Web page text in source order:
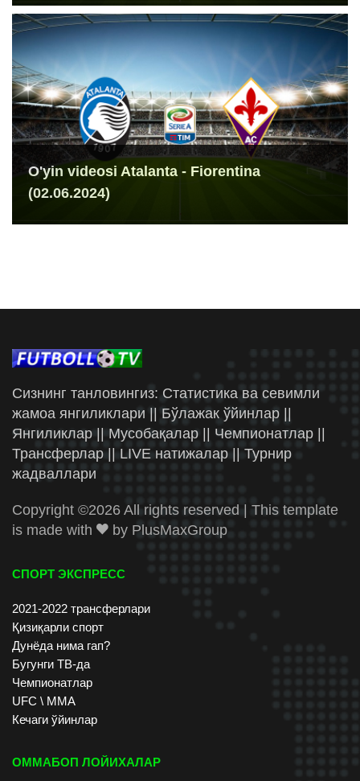
O'yin videosi Atalanta - Fiorentina
(02.06.2024)
Сизнинг танловингиз: Статистика ва севимли
жамоа янгиликлари || Бўлажак ўйинлар ||
Янгиликлар || Мусобақалар || Чемпионатлар ||
Трансферлар || LIVE натижалар || Турнир
жадваллари
Copyright ©2026 All rights reserved | This template
is made with
by PlusMaxGroup
СПОРТ ЭКСПРЕСС
2021-2022 трансферлари
Қизиқарли спорт
Дунёда нима гап?
Бугунги ТВ-да
Чемпионатлар
UFC \ ММА
Кечаги ўйинлар
ОММАБОП ЛОЙИХАЛАР